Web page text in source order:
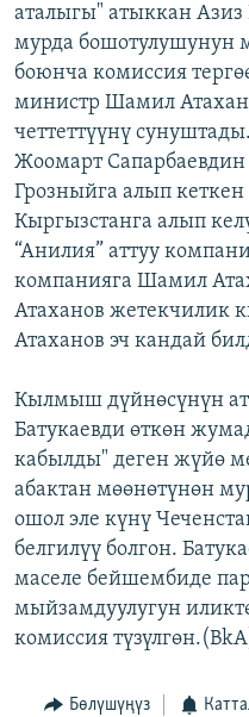
ЭЖЕ-СИҢДИЛЕР
АЗАТТЫК+
ЫҢГАЙСЫЗ СУРООЛОР
ОНЛАЙН ШЕРИНЕ
ЭЕ/АРнун бардык
аталыгы" атыккан
мурда бошотулушунун
боюнча комиссия
министр Шамил
четтеттүүнү
Жоомарт
Грозныйга алып
Кыргызстанга алып
“Анилия” аттуу
компанияга Шамил
Атаханов жетекчилик
Атаханов эч кандай
Кылмыш дүйнөсүнүн
Батукаевди өткөн
кабылды" деген жүйө
абактан мөөнөтүнөн
ошол эле күнү
белгилүү болгон.
маселе бейшембиде
мыйзамдуулугун
комиссия
Бөлүшүңүз